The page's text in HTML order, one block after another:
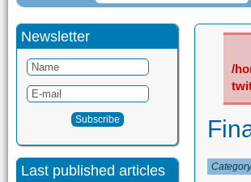
Newsletter
Last published articles
/